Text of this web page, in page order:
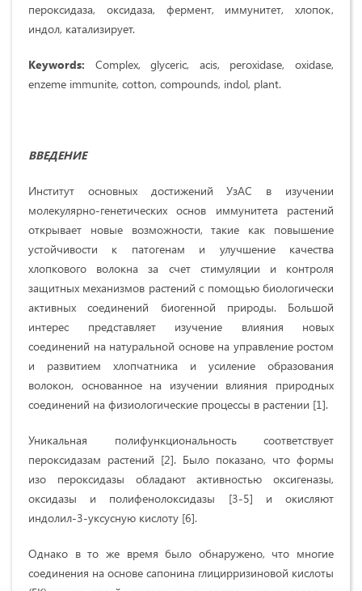
пероксидаза, оксидаза, фермент, иммунитет, хлопок,
индол, катализирует.
Keywords: Complex, glyceric, acis, peroxidase, oxidase,
enzeme immunite, cotton, compounds, indol, plant.
ВВЕДЕНИЕ
Институт основных достижений УзАС в изучении
молекулярно-генетических основ иммунитета растений
открывает новые возможности, такие как повышение
устойчивости к патогенам и улучшение качества
хлопкового волокна за счет стимуляции и контроля
защитных механизмов растений с помощью биологически
активных соединений биогенной природы. Большой
интерес представляет изучение влияния новых
соединений на натуральной основе на управление ростом
и развитием хлопчатника и усиление образования
волокон, основанное на изучении влияния природных
соединений на физиологические процессы в растении [1].
Уникальная полифункциональность соответствует
пероксидазам растений [2]. Было показано, что формы
изо пероксидазы обладают активностью оксигеназы,
оксидазы и полифенолоксидазы [3-5] и окисляют
индолил-3-уксусную кислоту [6].
Однако в то же время было обнаружено, что многие
соединения на основе сапонина глицирризиновой кислоты